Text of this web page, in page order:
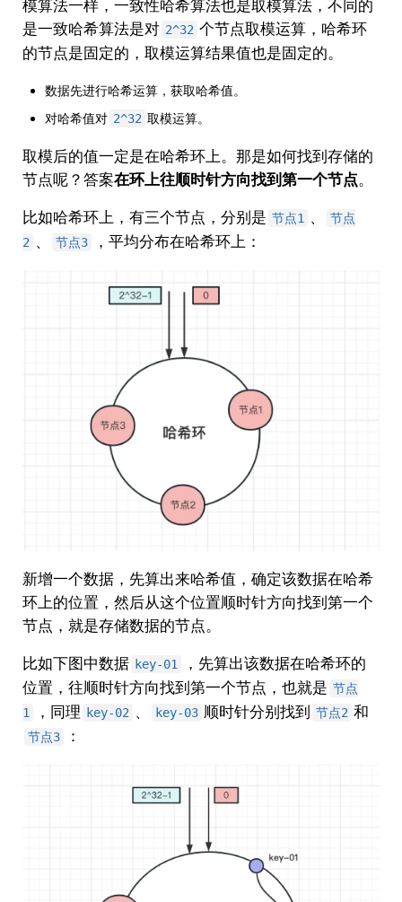
模算法一样，一致性哈希算法也是取模算法，不同的
是一致哈希算法是对 2^32 个节点取模运算，哈希环
的节点是固定的，取模运算结果值也是固定的。
数据先进行哈希运算，获取哈希值。
对哈希值对 2^32 取模运算。
取模后的值一定是在哈希环上。那是如何找到存储的
节点呢？答案在环上往顺时针方向找到第一个节点。
比如哈希环上，有三个节点，分别是 节点1 、
节点
2 、 节点3 ，平均分布在哈希环上：
新增一个数据，先算出来哈希值，确定该数据在哈希
环上的位置，然后从这个位置顺时针方向找到第一个
节点，就是存储数据的节点。
比如下图中数据 key-01
，先算出该数据在哈希环的
位置，往顺时针方向找到第一个节点，也就是 节点
1
，同理 key-02 、 key-03 顺时针分别找到 节点2 和
节点3 ：